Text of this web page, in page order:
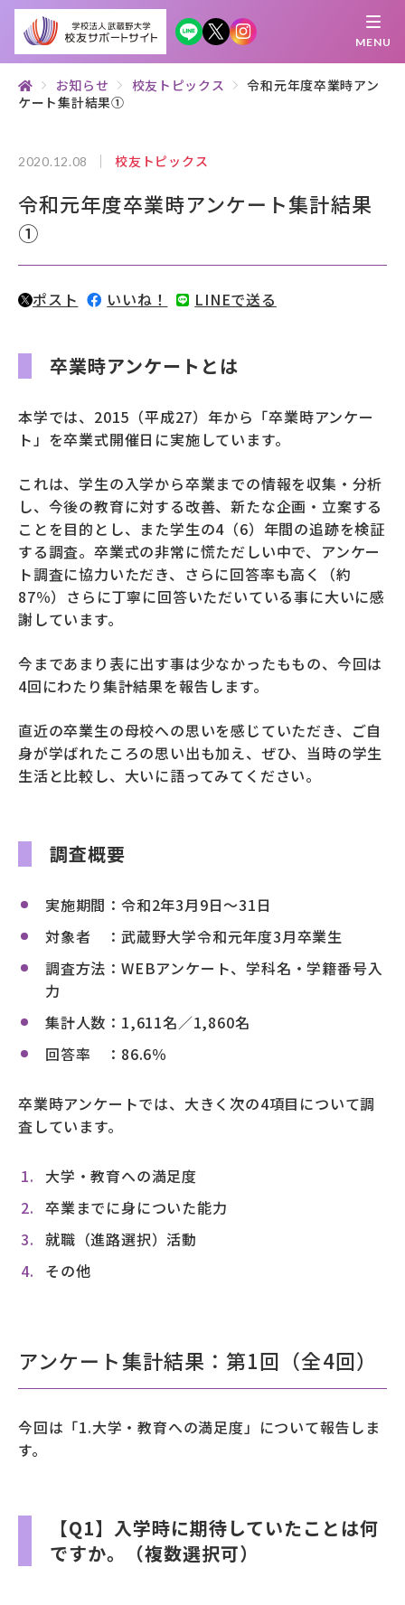
MENU
集 う 学 ぶ
母校について
むらさき会・くれない会について
お知らせ
武蔵野マガジン
募財（寄付）
採用情報
各種手続き・ご案内
卒業後の学び
サイトポリシー サイトマップ
お知らせ 校友トピックス
令和元年度卒業時アン
ケート集計結果①
2020.12.08 校友トピックス
令和元年度卒業時アンケート集計結果
①
ポスト いいね！ LINEで送る
卒業時アンケートとは
本学では、2015（平成27）年から「卒業時アンケー
ト」を卒業式開催日に実施しています。
これは、学生の入学から卒業までの情報を収集・分析
し、今後の教育に対する改善、新たな企画・立案する
ことを目的とし、また学生の4（6）年間の追跡を検証
する調査。卒業式の非常に慌ただしい中で、アンケー
ト調査に協力いただき、さらに回答率も高く（約
87％）さらに丁寧に回答いただいている事に大いに感
謝しています。
今まであまり表に出す事は少なかったももの、今回は
4回にわたり集計結果を報告します。
直近の卒業生の母校への思いを感じていただき、ご自
身が学ばれたころの思い出も加え、ぜひ、当時の学生
生活と比較し、大いに語ってみてください。
調査概要
実施期間：令和2年3月9日～31日
対象者 ：武蔵野大学令和元年度3月卒業生
調査方法：WEBアンケート、学科名・学籍番号入
力
集計人数：1,611名／1,860名
回答率 ：86.6％
卒業時アンケートでは、大きく次の4項目について調
査しています。
大学・教育への満足度
卒業までに身についた能力
就職（進路選択）活動
その他
アンケート集計結果：第1回（全4回）
今回は「1.大学・教育への満足度」について報告しま
す。
【Q1】入学時に期待していたことは何
ですか。（複数選択可）